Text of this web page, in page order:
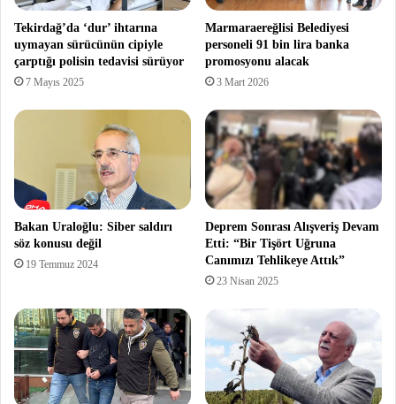
Tekirdağ’da ‘dur’ ihtarına
uymayan sürücünün cipiyle
çarptığı polisin tedavisi sürüyor
7 Mayıs 2025
Marmaraereğlisi Belediyesi
personeli 91 bin lira banka
promosyonu alacak
3 Mart 2026
Bakan Uraloğlu: Siber saldırı
söz konusu değil
19 Temmuz 2024
Deprem Sonrası Alışveriş Devam
Etti: “Bir Tişört Uğruna
Canımızı Tehlikeye Attık”
23 Nisan 2025